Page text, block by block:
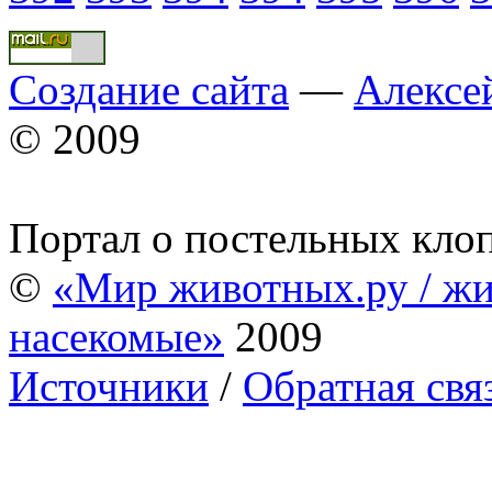
Создание сайта —
© 2009
Портал о постельных
© «Мир животных.ру /
насекомые» 2009
Источники / Обратная